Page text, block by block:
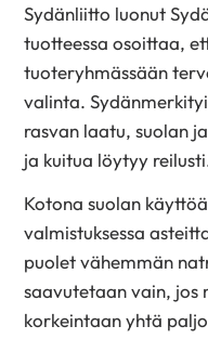
Sydänliitto luonut
tuotteessa osoittaa,
tuoteryhmässään
valinta.
rasvan laatu, suolan
ja kuitua löytyy
Kotona suolan
valmistuksessa
puolet vähemmän
saavutetaan vain, jos
korkeintaan yhtä